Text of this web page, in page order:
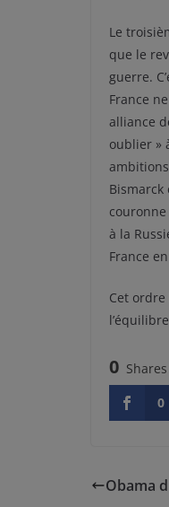
Le
que le
guerre.
France
alliance
oublier »
Bismarck
à la
France
Cet
0 Shares
0
Obama